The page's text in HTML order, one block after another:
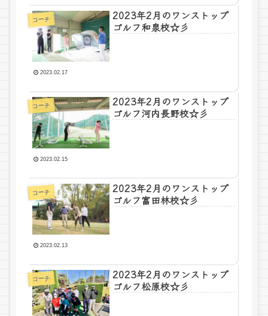
コーチ
2023年2月のワンストップ
ゴルフ和泉校☆彡
2023.02.17
コーチ
2023年2月のワンストップ
ゴルフ河内長野校☆彡
2023.02.15
コーチ
2023年2月のワンストップ
ゴルフ富田林校☆彡
2023.02.13
コーチ
2023年2月のワンストップ
ゴルフ松原校☆彡